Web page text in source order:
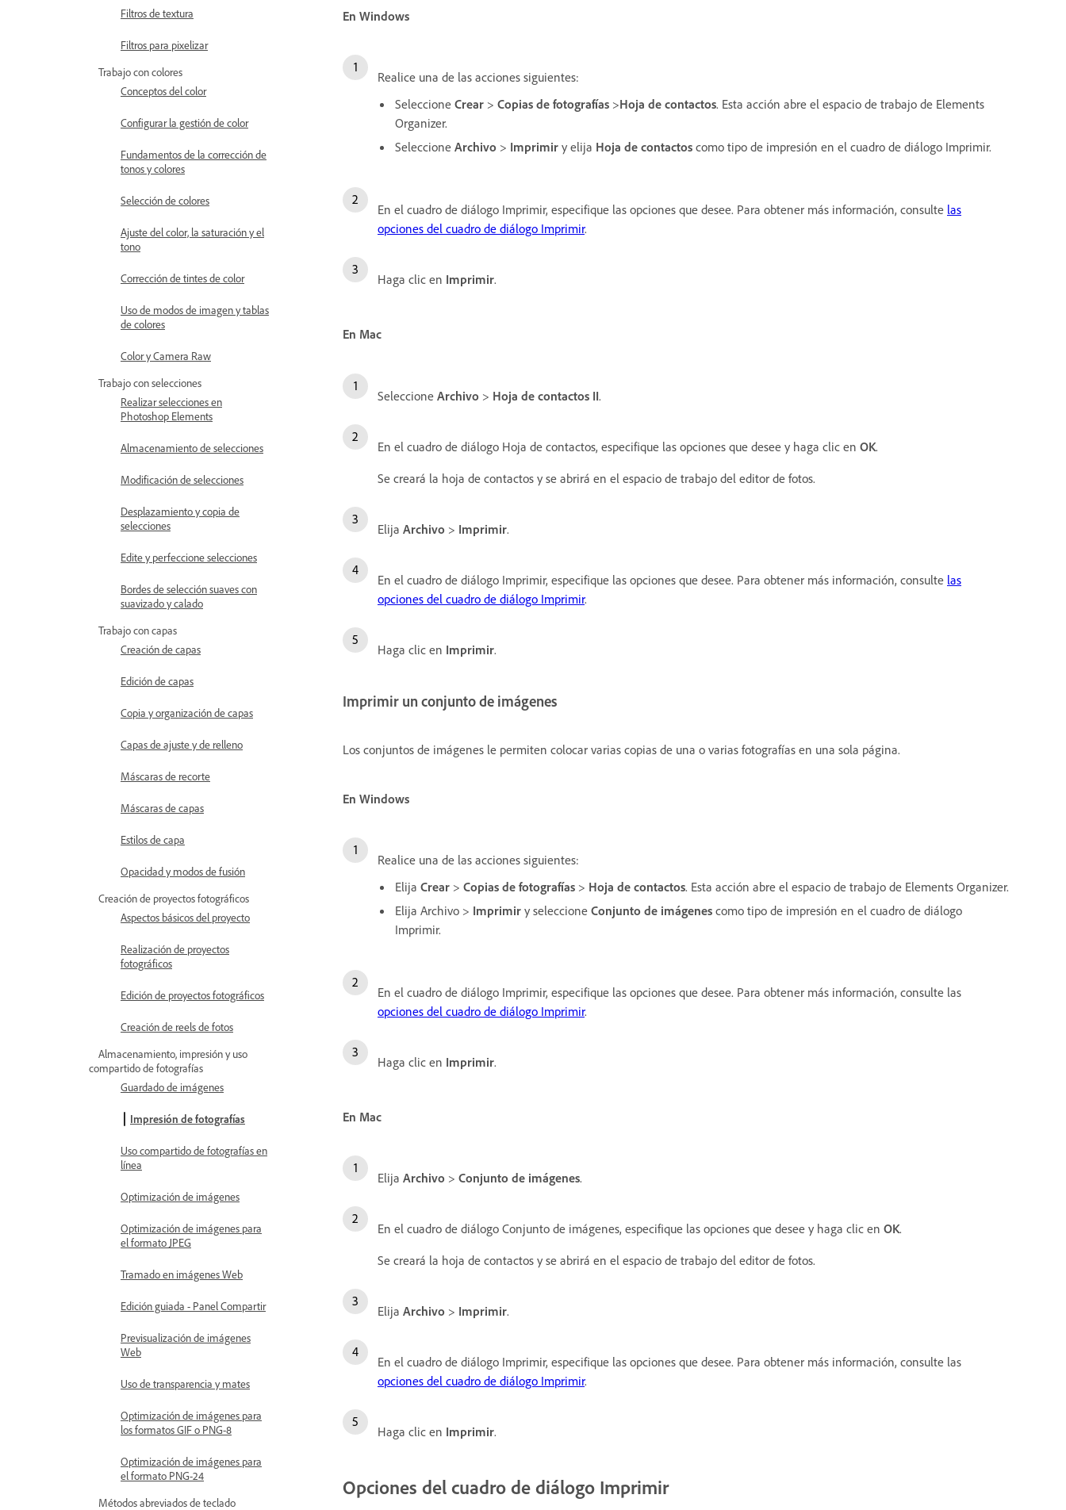
Filtros de textura
Filtros para pixelizar
Trabajo con colores
Conceptos del color
Configurar la gestión de color
Fundamentos de la corrección de
tonos y colores
Selección de colores
Ajuste del color, la saturación y el
tono
Corrección de tintes de color
Uso de modos de imagen y tablas
de colores
Color y Camera Raw
Trabajo con selecciones
Realizar selecciones en
Photoshop Elements
Almacenamiento de selecciones
Modificación de selecciones
Desplazamiento y copia de
selecciones
Edite y perfeccione selecciones
Bordes de selección suaves con
suavizado y calado
Trabajo con capas
Creación de capas
Edición de capas
Copia y organización de capas
Capas de ajuste y de relleno
Máscaras de recorte
Máscaras de capas
Estilos de capa
Opacidad y modos de fusión
Creación de proyectos fotográficos
Aspectos básicos del proyecto
Realización de proyectos
fotográficos
Edición de proyectos fotográficos
Creación de reels de fotos
Almacenamiento, impresión y uso
compartido de fotografías
Guardado de imágenes
Impresión de fotografías
Uso compartido de fotografías en
línea
Optimización de imágenes
Optimización de imágenes para
el formato JPEG
Tramado en imágenes Web
Edición guiada - Panel Compartir
Previsualización de imágenes
Web
Uso de transparencia y mates
Optimización de imágenes para
los formatos GIF o PNG-8
Optimización de imágenes para
el formato PNG-24
Métodos abreviados de teclado
En Windows
Realice una de las acciones siguientes:
Seleccione Crear > Copias de fotografías >Hoja de contactos. Esta acción abre el espacio de trabajo de Elements
Organizer.
Seleccione Archivo > Imprimir y elija Hoja de contactos como tipo de impresión en el cuadro de diálogo Imprimir.
En el cuadro de diálogo Imprimir, especifique las opciones que desee. Para obtener más información, consulte las
opciones del cuadro de diálogo Imprimir.
Haga clic en Imprimir.
En Mac
Seleccione Archivo > Hoja de contactos II.
En el cuadro de diálogo Hoja de contactos, especifique las opciones que desee y haga clic en OK.
Se creará la hoja de contactos y se abrirá en el espacio de trabajo del editor de fotos.
Elija Archivo > Imprimir.
En el cuadro de diálogo Imprimir, especifique las opciones que desee. Para obtener más información, consulte las
opciones del cuadro de diálogo Imprimir.
Haga clic en Imprimir.
Imprimir un conjunto de imágenes
Los conjuntos de imágenes le permiten colocar varias copias de una o varias fotografías en una sola página.
En Windows
Realice una de las acciones siguientes:
Elija Crear > Copias de fotografías > Hoja de contactos. Esta acción abre el espacio de trabajo de Elements Organizer.
Elija Archivo > Imprimir y seleccione Conjunto de imágenes como tipo de impresión en el cuadro de diálogo
Imprimir.
En el cuadro de diálogo Imprimir, especifique las opciones que desee. Para obtener más información, consulte las
opciones del cuadro de diálogo Imprimir.
Haga clic en Imprimir.
En Mac
Elija Archivo > Conjunto de imágenes.
En el cuadro de diálogo Conjunto de imágenes, especifique las opciones que desee y haga clic en OK.
Se creará la hoja de contactos y se abrirá en el espacio de trabajo del editor de fotos.
Elija Archivo > Imprimir.
En el cuadro de diálogo Imprimir, especifique las opciones que desee. Para obtener más información, consulte las
opciones del cuadro de diálogo Imprimir.
Haga clic en Imprimir.
Opciones del cuadro de diálogo Imprimir